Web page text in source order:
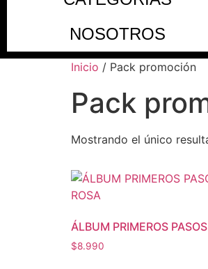
NOSOTROS
Inicio / Pack promoción
Pack
Mostrando el único
ÁLBUM PRIMEROS
$8.990